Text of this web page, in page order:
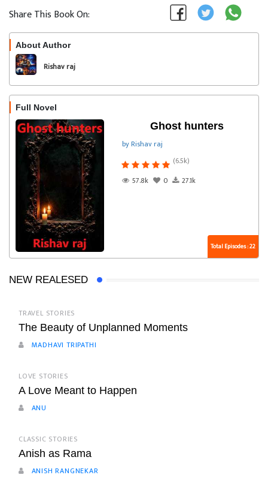
Share This Book On:
About Author
Rishav raj
Full Novel
Ghost hunters
by Rishav raj
(6.5k)
57.8k
0 27.1k
Total Episodes : 22
NEW REALESED
TRAVEL STORIES
The Beauty of Unplanned Moments
MADHAVI TRIPATHI
LOVE STORIES
A Love Meant to Happen
ANU
CLASSIC STORIES
Anish as Rama
ANISH RANGNEKAR